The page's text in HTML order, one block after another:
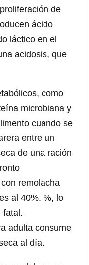
de
ácido
láctico en el
acidosis, que
como
microbiana y
cuando se
entre un
de una ración
remolacha
al 40%. %, lo
fatal.
adulta consume
al día.